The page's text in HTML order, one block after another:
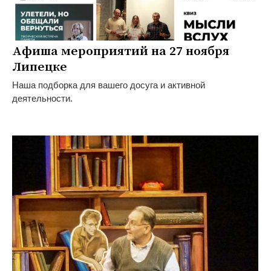
Афиша мероприятий на 27 ноября
Липецке
Наша подборка для вашего досуга и активной
деятельности.